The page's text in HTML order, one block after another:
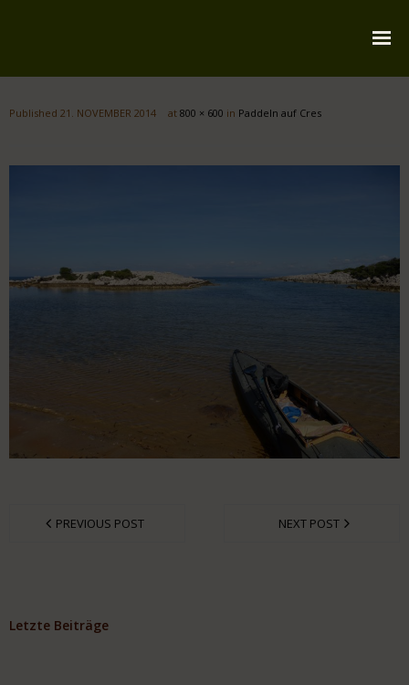
Impressum
Published 21. NOVEMBER 2014 at 800 × 600 in Paddeln auf Cres
PREVIOUS POST NEXT POST
Letzte Beiträge